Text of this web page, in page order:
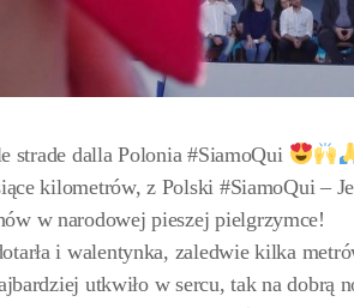
strade dalla Polonia #SiamoQui
kilometrów, z Polski #SiamoQui –
w narodowej pieszej pielgrzymce!
i walentynka, zaledwie kilka
utkwiło w sercu, tak na dobrą